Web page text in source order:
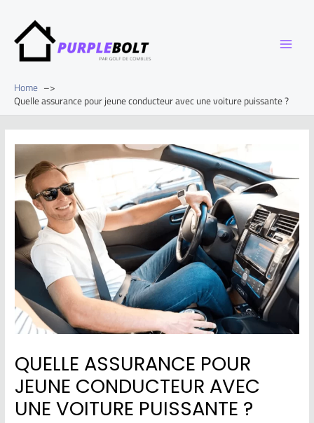
Home
Quelle assurance pour jeune conducteur avec une voiture puissante ?
QUELLE ASSURANCE POUR
JEUNE CONDUCTEUR AVEC
UNE VOITURE PUISSANTE ?